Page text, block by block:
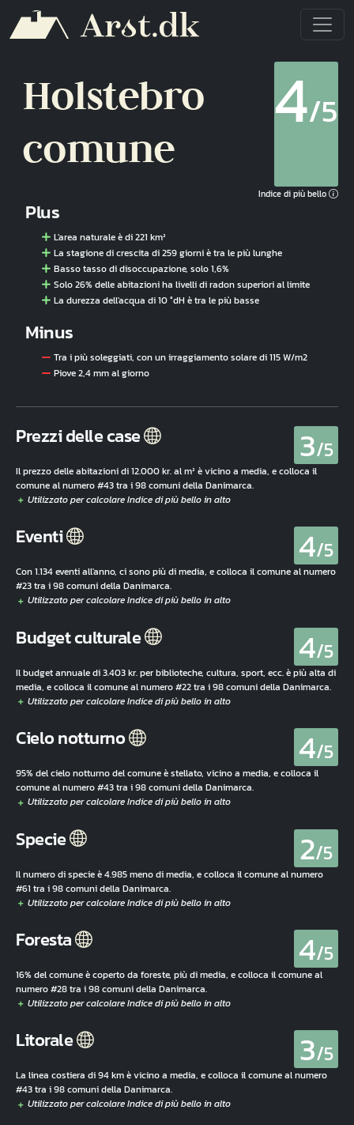
Holstebro
comune
4/5
Indice di più bello
Plus
L'area naturale è di 221 km²
La stagione di crescita di 259 giorni è tra le più lunghe
Basso tasso di disoccupazione, solo 1,6%
Solo 26% delle abitazioni ha livelli di radon superiori al limite
La durezza dell'acqua di 10 °dH è tra le più basse
Minus
Tra i più soleggiati, con un irraggiamento solare di 115 W/m2
Piove 2,4 mm al giorno
Prezzi delle case 3/5
Il prezzo delle abitazioni di 12.000 kr. al m² è vicino a media, e colloca il
comune al numero #43 tra i 98 comuni della Danimarca.
Eventi 4/5
Con 1.134 eventi all'anno, ci sono più di media, e colloca il comune al numero
#23 tra i 98 comuni della Danimarca.
Budget culturale 4/5
Il budget annuale di 3.403 kr. per biblioteche, cultura, sport, ecc. è più alta di
media, e colloca il comune al numero #22 tra i 98 comuni della Danimarca.
Cielo notturno 4/5
95% del cielo notturno del comune è stellato, vicino a media, e colloca il
comune al numero #43 tra i 98 comuni della Danimarca.
Specie 2/5
Il numero di specie è 4.985 meno di media, e colloca il comune al numero
#61 tra i 98 comuni della Danimarca.
Foresta 4/5
16% del comune è coperto da foreste, più di media, e colloca il comune al
numero #28 tra i 98 comuni della Danimarca.
Litorale 3/5
La linea costiera di 94 km è vicino a media, e colloca il comune al numero
#43 tra i 98 comuni della Danimarca.